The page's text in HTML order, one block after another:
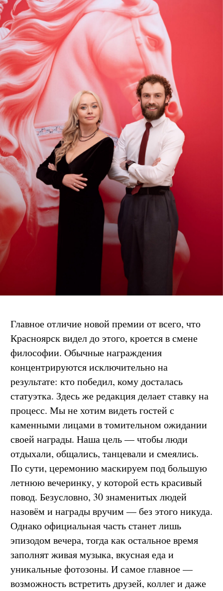
Главное отличие новой премии от всего, что
Красноярск видел до этого, кроется в смене
философии. Обычные награждения
концентрируются исключительно на
результате: кто победил, кому досталась
статуэтка. Здесь же редакция делает ставку на
процесс. Мы не хотим видеть гостей с
каменными лицами в томительном ожидании
своей награды. Наша цель — чтобы люди
отдыхали, общались, танцевали и смеялись.
По сути, церемонию маскируем под большую
летнюю вечеринку, у которой есть красивый
повод. Безусловно, 30 знаменитых людей
назовём и награды вручим — без этого никуда.
Однако официальная часть станет лишь
эпизодом вечера, тогда как остальное время
заполнят живая музыка, вкусная еда и
уникальные фотозоны. И самое главное —
возможность встретить друзей, коллег и даже